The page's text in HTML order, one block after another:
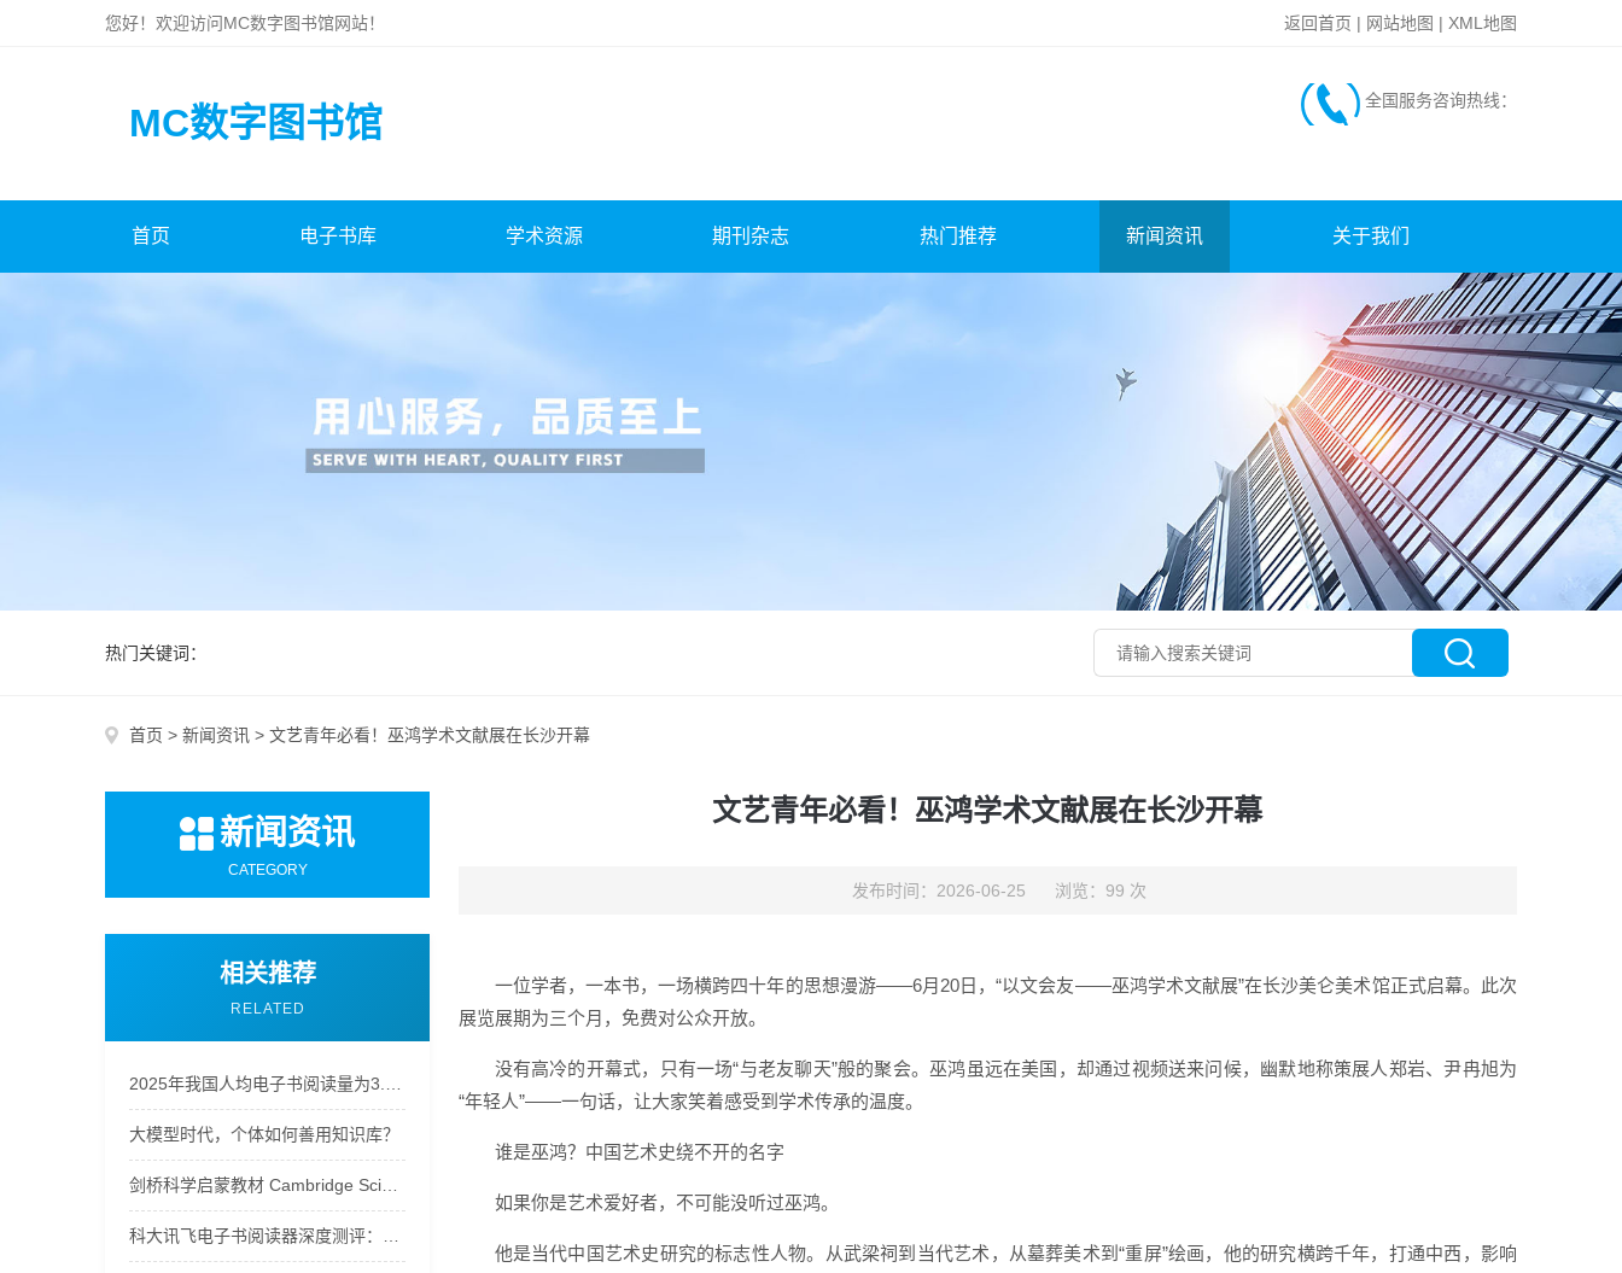
您好！欢迎访问MC数字图书馆网站！ 返回首页 | 网站地图 | XML地图
MC数字图书馆
全国服务咨询热线：
首页 电子书库 学术资源 期刊杂志 热门推荐 新闻资讯 关于我们
热门关键词：
首页 > 新闻资讯 > 文艺青年必看！巫鸿学术文献展在长沙开幕
新闻资讯
CATEGORY
相关推荐
RELATED
大模型时代，个体如何善用知识库？
文艺青年必看！巫鸿学术文献展在长沙开幕
发布时间：2026-06-25 浏览：99 次
一位学者，一本书，一场横跨四十年的思想漫游——6月20日，“以文会友——巫鸿学术文献展”在长沙美仑美术馆正式启幕。此次
展览展期为三个月，免费对公众开放。
没有高冷的开幕式，只有一场“与老友聊天”般的聚会。巫鸿虽远在美国，却通过视频送来问候，幽默地称策展人郑岩、尹冉旭为
“年轻人”——一句话，让大家笑着感受到学术传承的温度。
谁是巫鸿？中国艺术史绕不开的名字
如果你是艺术爱好者，不可能没听过巫鸿。
他是当代中国艺术史研究的标志性人物。从武梁祠到当代艺术，从墓葬美术到“重屏”绘画，他的研究横跨千年，打通中西，影响